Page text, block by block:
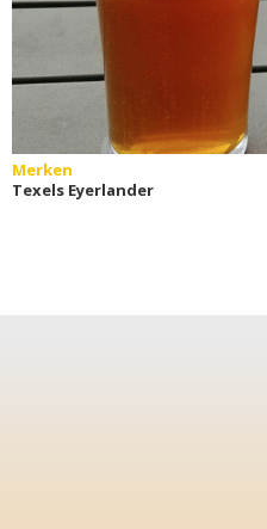
Merken
Texels Eyerlander